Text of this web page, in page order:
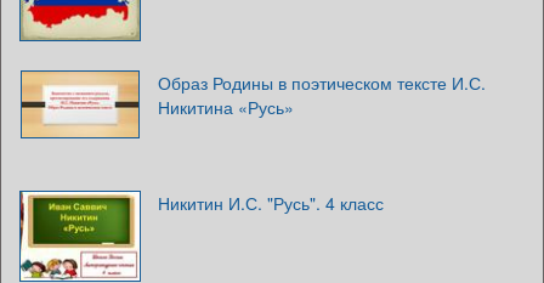
Образ Родины в поэтическом тексте И.С.
Никитина «Русь»
Никитин И.С. "Русь". 4 класс